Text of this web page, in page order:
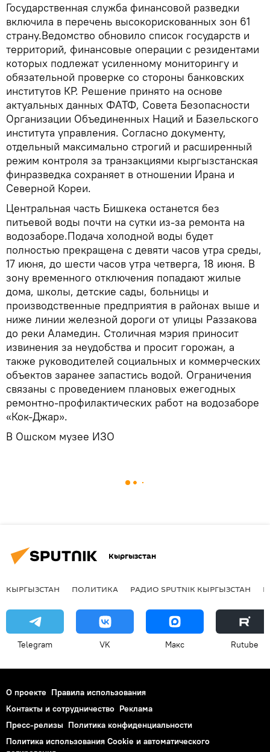
Государственная служба финансовой разведки
включила в перечень высокорискованных зон 61
страну.Ведомство обновило список государств и
территорий, финансовые операции с резидентами
которых подлежат усиленному мониторингу и
обязательной проверке со стороны банковских
институтов КР. Решение принято на основе
актуальных данных ФАТФ, Совета Безопасности
Организации Объединенных Наций и Базельского
института управления. Согласно документу,
отдельный максимально строгий и расширенный
режим контроля за транзакциями кыргызстанская
финразведка сохраняет в отношении Ирана и
Северной Кореи.
Центральная часть Бишкека останется без
питьевой воды почти на сутки из-за ремонта на
водозаборе.Подача холодной воды будет
полностью прекращена с девяти часов утра среды,
17 июня, до шести часов утра четверга, 18 июня. В
зону временного отключения попадают жилые
дома, школы, детские сады, больницы и
производственные предприятия в районах выше и
ниже линии железной дороги от улицы Раззакова
до реки Аламедин. Столичная мэрия приносит
извинения за неудобства и просит горожан, а
также руководителей социальных и коммерческих
объектов заранее запастись водой. Ограничения
связаны с проведением плановых ежегодных
ремонтно-профилактических работ на водозаборе
«Кок-Джар».
В Ошском музее ИЗО
Кыргызстан
КЫРГЫЗСТАН ПОЛИТИКА РАДИО SPUTNIK КЫРГЫЗСТАН
Telegram VK Макс Rutube
О проекте Правила использования
Контакты и сотрудничество Реклама
Пресс-релизы Политика конфиденциальности
Политика использования Cookie и автоматического